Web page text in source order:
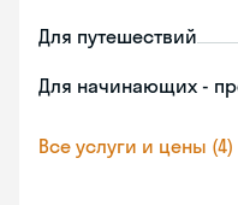
Для путешествий
Для начинающих -
Все услуги и цены (4)